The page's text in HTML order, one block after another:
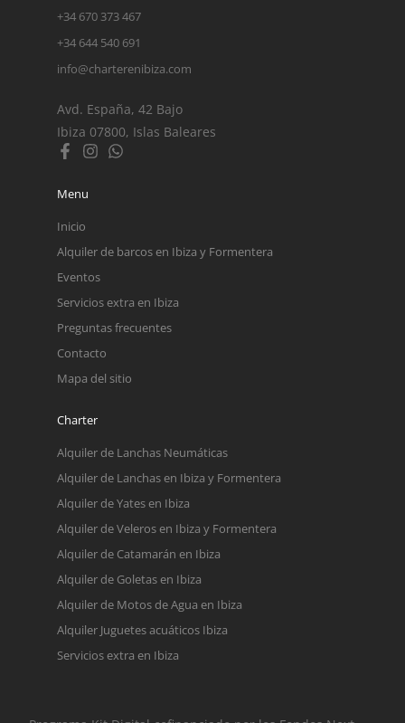
+34 670 373 467
+34 644 540 691
info@charterenibiza.com
Avd. España, 42 Bajo
Ibiza 07800, Islas Baleares
Menu
Inicio
Alquiler de barcos en Ibiza y Formentera
Eventos
Servicios extra en Ibiza
Preguntas frecuentes
Contacto
Mapa del sitio
Charter
Alquiler de Lanchas Neumáticas
Alquiler de Lanchas en Ibiza y Formentera
Alquiler de Yates en Ibiza
Alquiler de Veleros en Ibiza y Formentera
Alquiler de Catamarán en Ibiza
Alquiler de Goletas en Ibiza
Alquiler de Motos de Agua en Ibiza
Alquiler Juguetes acuáticos Ibiza
Servicios extra en Ibiza